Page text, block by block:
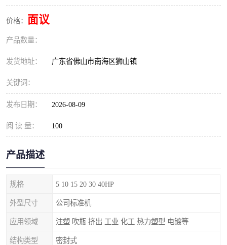
价格： 面议
产品数量：
发货地址： 广东省佛山市南海区狮山镇
关键词：
发布日期： 2026-08-09
阅 读 量： 100
产品描述
规格 5 10 15 20 30 40HP
外型尺寸 公司标准机
应用领域 注塑 吹瓶 挤出 工业 化工 热力塑型 电镀等
结构类型 密封式